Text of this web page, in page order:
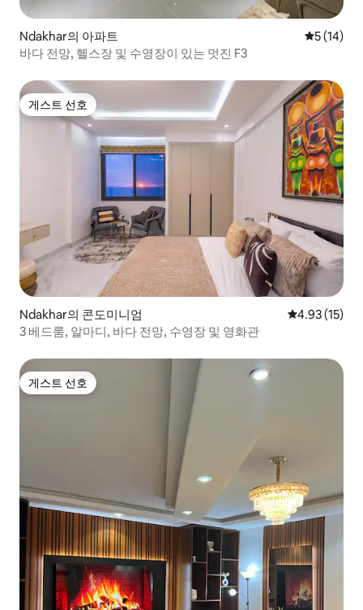
Ndakhar의 아파트 평점 5점
5 (14)
바다 전망, 헬스장 및 수영장이 있는 멋진 F3
게스트 선호
게스트 선호
Ndakhar의 콘도미니엄 평점 4.93점
4.93 (15)
3 베드룸, 알마디, 바다 전망, 수영장 및 영화관
게스트 선호
게스트 선호